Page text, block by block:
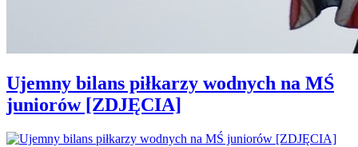
Ujemny bilans piłkarzy wodnych na MŚ
juniorów [ZDJĘCIA]